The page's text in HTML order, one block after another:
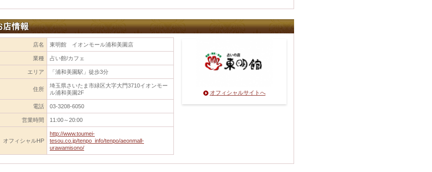
店名 東明館 イオンモール浦和美園店
業種 占い館/カフェ
エリア 「浦和美園駅」徒歩3分
住所
埼玉県さいたま市緑区大字大門3710イオンモー
ル浦和美園2F
電話 03-3208-6050
営業時間 11:00～20:00
オフィシャルHP
http://www.toumei-
tesou.co.jp/tenpo_info/tenpo/aeonmall-
urawamisono/
オフィシャルサイトへ